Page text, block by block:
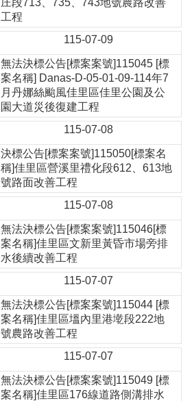
庄段713、735、743地號農路改善
工程
115-07-09
無法決標公告[標案案號]115045 [標
案名稱] Danas-D-05-01-09-114年7
月丹娜絲颱風佳里區佳里公園及公
園大道災後復建工程
115-07-08
決標公告[標案案號]115050[標案名
稱]佳里區營溪里禮化段612、613地
號路面改善工程
115-07-08
無法決標公告[標案案號]115046[標
案名稱]佳里區文新里黃昏市場旁排
水後續改善工程
115-07-07
無法決標公告[標案案號]115044 [標
案名稱]佳里區塭內里港墘段222地
號農路改善工程
115-07-07
無法決標公告[標案案號]115049 [標
案名稱]佳里區176線道路側溝排水